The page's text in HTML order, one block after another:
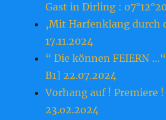
Gast in Dirling :
‚Mit Harfenklang durch
17.11.2024
“ Die können FEIERN …“
B1] 22.07.2024
Vorhang auf ! Premiere !
23.o2.2o24